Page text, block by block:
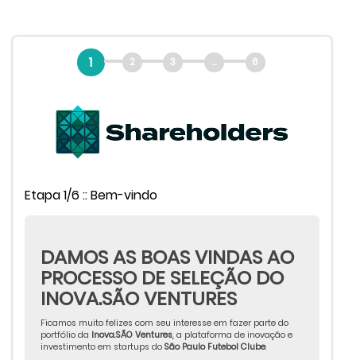
1 2 3 ... 6
Etapa 1/6 :: Bem-vindo
DAMOS AS BOAS VINDAS AO
PROCESSO DE SELEÇÃO DO
INOVA.SÃO VENTURES
Ficamos muito felizes com seu interesse em fazer parte do
portfólio da Inova.SÃO Ventures, a plataforma de inovação e
investimento em startups do São Paulo Futebol Clube.